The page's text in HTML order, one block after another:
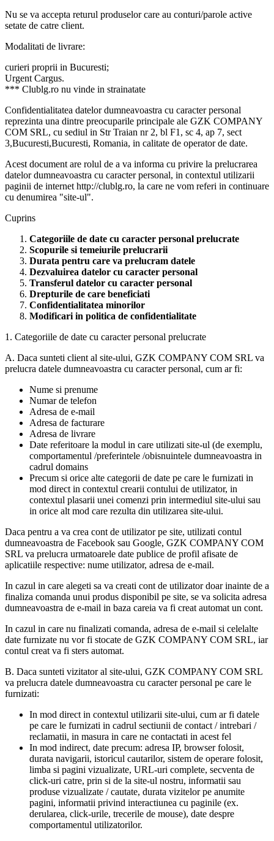
Nu se va accepta returul produselor care au conturi/parole active
setate de catre client.
Modalitati de livrare:
curieri proprii in Bucuresti;
Urgent Cargus.
*** Clublg.ro nu vinde in strainatate
Confidentialitatea datelor dumneavoastra cu caracter personal
reprezinta una dintre preocuparile principale ale GZK COMPANY
COM SRL, cu sediul in Str Traian nr 2, bl F1, sc 4, ap 7, sect
3,Bucuresti,Bucuresti, Romania, in calitate de operator de date.
Acest document are rolul de a va informa cu privire la prelucrarea
datelor dumneavoastra cu caracter personal, in contextul utilizarii
paginii de internet http://clublg.ro, la care ne vom referi in continuare
cu denumirea "site-ul".
Cuprins
Categoriile de date cu caracter personal prelucrate
Scopurile si temeiurile prelucrarii
Durata pentru care va prelucram datele
Dezvaluirea datelor cu caracter personal
Transferul datelor cu caracter personal
Drepturile de care beneficiati
Confidentialitatea minorilor
Modificari in politica de confidentialitate
1. Categoriile de date cu caracter personal prelucrate
A. Daca sunteti client al site-ului, GZK COMPANY COM SRL va
prelucra datele dumneavoastra cu caracter personal, cum ar fi:
Nume si prenume
Numar de telefon
Adresa de e-mail
Adresa de facturare
Adresa de livrare
Date referitoare la modul in care utilizati site-ul (de exemplu,
comportamentul /preferintele /obisnuintele dumneavoastra in
cadrul domains
Precum si orice alte categorii de date pe care le furnizati in
mod direct in contextul crearii contului de utilizator, in
contextul plasarii unei comenzi prin intermediul site-ului sau
in orice alt mod care rezulta din utilizarea site-ului.
Daca pentru a va crea cont de utilizator pe site, utilizati contul
dumneavoastra de Facebook sau Google, GZK COMPANY COM
SRL va prelucra urmatoarele date publice de profil afisate de
aplicatiile respective: nume utilizator, adresa de e-mail.
In cazul in care alegeti sa va creati cont de utilizator doar inainte de a
finaliza comanda unui produs disponibil pe site, se va solicita adresa
dumneavoastra de e-mail in baza careia va fi creat automat un cont.
In cazul in care nu finalizati comanda, adresa de e-mail si celelalte
date furnizate nu vor fi stocate de GZK COMPANY COM SRL, iar
contul creat va fi sters automat.
B. Daca sunteti vizitator al site-ului, GZK COMPANY COM SRL
va prelucra datele dumneavoastra cu caracter personal pe care le
furnizati:
In mod direct in contextul utilizarii site-ului, cum ar fi datele
pe care le furnizati in cadrul sectiunii de contact / intrebari /
reclamatii, in masura in care ne contactati in acest fel
In mod indirect, date precum: adresa IP, browser folosit,
durata navigarii, istoricul cautarilor, sistem de operare folosit,
limba si pagini vizualizate, URL-uri complete, secventa de
click-uri catre, prin si de la site-ul nostru, informatii sau
produse vizualizate / cautate, durata vizitelor pe anumite
pagini, informatii privind interactiunea cu paginile (ex.
derularea, click-urile, trecerile de mouse), date despre
comportamentul utilizatorilor.